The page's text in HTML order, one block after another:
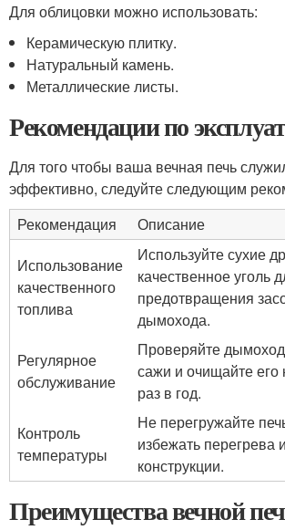
Для облицовки можно использовать:
Керамическую плитку.
Натуральный камень.
Металлические листы.
Рекомендации по
Для того чтобы ваша вечная печь
эффективно, следуйте следующим
Рекомендация
Описание
Использование
качественного
топлива
Используйте сухие
качественное уголь
предотвращения
дымохода.
Регулярное
обслуживание
Проверяйте
сажи и очищайте его
раз в год.
Контроль
температуры
Не перегружайте
избежать перегрева
конструкции.
Преимущества вечной